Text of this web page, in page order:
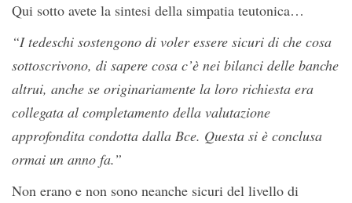
Qui sotto avete la sintesi della simpatia teutonica…
“I tedeschi sostengono di voler essere sicuri di che cosa
sottoscrivono, di sapere cosa c’è nei bilanci delle banche
altrui, anche se originariamente la loro richiesta era
collegata al completamento della valutazione
approfondita condotta dalla Bce. Questa si è conclusa
ormai un anno fa.”
Non erano e non sono neanche sicuri del livello di